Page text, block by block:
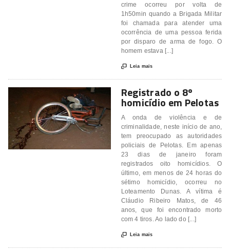
crime ocorreu por volta de
1h50min quando a Brigada Militar
foi chamada para atender uma
ocorrência de uma pessoa ferida
por disparo de arma de fogo. O
homem estava [...]
 Leia mais
Registrado o 8º
homicídio em Pelotas
A onda de violência e de
criminalidade, neste início de ano,
tem preocupado as autoridades
policiais de Pelotas. Em apenas
23 dias de janeiro foram
registrados oito homicídios. O
último, em menos de 24 horas do
sétimo homicídio, ocorreu no
Loteamento Dunas. A vítima é
Cláudio Ribeiro Matos, de 46
anos, que foi encontrado morto
com 4 tiros. Ao lado do [...]
 Leia mais